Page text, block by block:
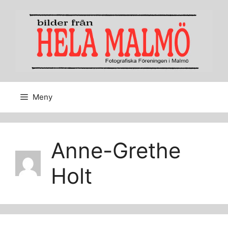
Meny
Anne-Grethe
Holt